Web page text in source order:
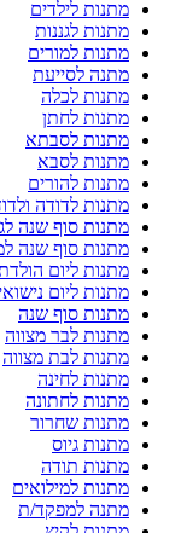
מתנות לילדים
מתנות לגננות
מתנות למורים
מתנה לסייעת
מתנות לכלה
מתנות לחתן
מתנות לסבתא
מתנות לסבא
מתנות להורים
מתנות לדודה
מתנות סוף שנה
מתנות סוף שנה
מתנות ליום
מתנות ליום
מתנות סוף שנה
מתנות לבר מצווה
מתנות לבת מצווה
מתנות לחינה
מתנות לחתונה
מתנות שחרור
מתנות גיוס
מתנות תודה
מתנות למילואים
מתנה למפקד/ת